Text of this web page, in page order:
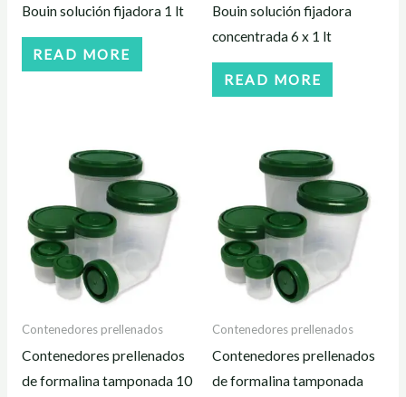
Bouin solución fijadora 1 lt
READ MORE
Bouin solución fijadora
concentrada 6 x 1 lt
READ MORE
Contenedores prellenados
Contenedores prellenados
de formalina tamponada 10
Contenedores prellenados
Contenedores prellenados
de formalina tamponada